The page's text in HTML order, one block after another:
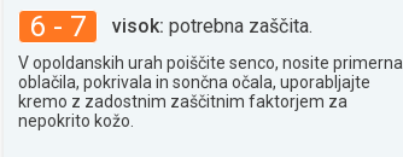
6 - 7 visok: potrebna zaščita.
V opoldanskih urah poiščite senco, nosite primerna
oblačila, pokrivala in sončna očala, uporabljajte
kremo z zadostnim zaščitnim faktorjem za
nepokrito kožo.